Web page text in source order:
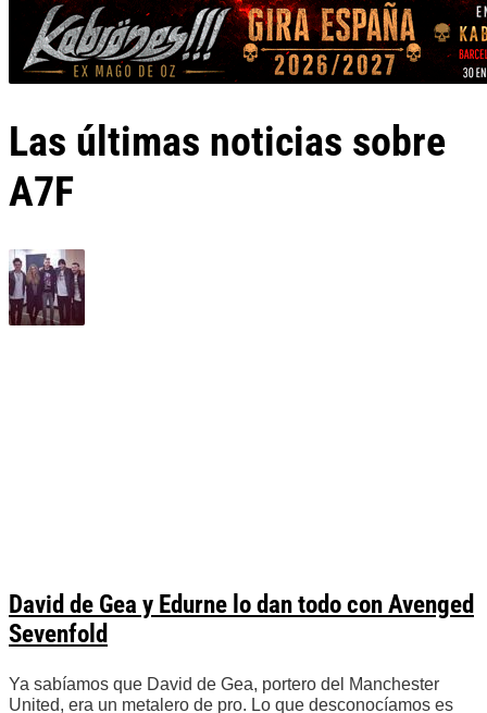
Las últimas noticias sobre
A7F
David de Gea y Edurne lo dan todo con Avenged
Sevenfold
Ya sabíamos que David de Gea, portero del Manchester
United, era un metalero de pro. Lo que desconocíamos es